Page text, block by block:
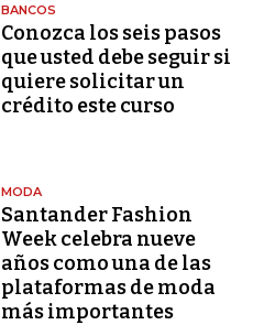
BANCOS
Conozca los seis pasos
que usted debe seguir si
quiere solicitar un
crédito este curso
MODA
Santander Fashion
Week celebra nueve
años como una de las
plataformas de moda
más importantes